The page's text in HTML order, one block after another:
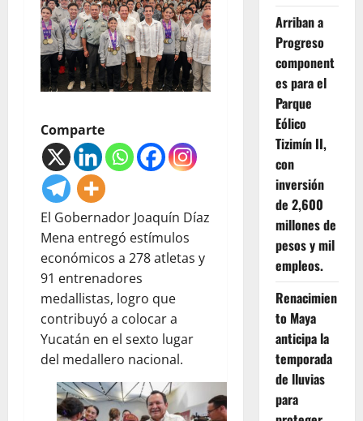
Comparte
El Gobernador Joaquín Díaz
Mena entregó estímulos
económicos a 278 atletas y
91 entrenadores
medallistas, logro que
contribuyó a colocar a
Yucatán en el sexto lugar
del medallero nacional.
Arriban a
Progreso
component
es para el
Parque
Eólico
Tizimín II,
con
inversión
de 2,600
millones de
pesos y mil
empleos.
Renacimien
to Maya
anticipa la
temporada
de lluvias
para